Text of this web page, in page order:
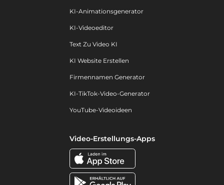
KI-Animationsgenerator
KI-Videoeditor
Text Zu Video KI
KI Website Erstellen
Firmennamen Generator
KI-TikTok-Video-Generator
YouTube-Videoideen
Video-Erstellungs-Apps